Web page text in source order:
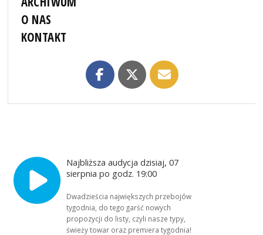
O NAS
KONTAKT
Najbliższa audycja dzisiaj, 07
sierpnia po godz. 19:00
Dwadzieścia największych przebojów
tygodnia, do tego garść nowych
propozycji do listy, czyli nasze typy,
świeży towar oraz premiera tygodnia!